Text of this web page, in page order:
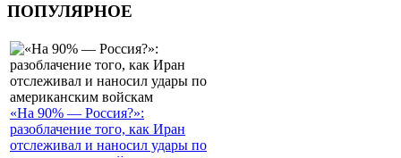
ПОПУЛЯРНОЕ
«На 90% — Россия?»:
разоблачение того, как Иран
отслеживал и наносил удары по